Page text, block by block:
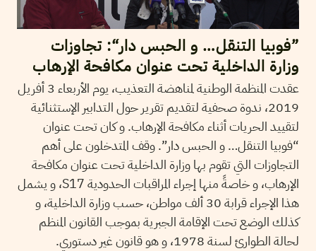
”فوبيا التنقل… و الحبس دار“: تجاوزات
وزارة الداخلية تحت عنوان مكافحة الإرهاب
عقدت المنظمة الوطنية لمناهضة التعذيب، يوم الأربعاء 3 أفريل
2019، ندوة صحفية لتقديم تقرير حول التدابير الإستثنائية
لتقييد الحريات أثناء مكافحة الإرهاب. و كان تحت عنوان
“فوبيا التنقل… و الحبس دار”. وقف المتدخلون على أهم
التجاوزات التي تقوم بها وزارة الداخلية تحت عنوان مكافحة
الإرهاب، و خاصةً منها إجراء المراقبات الحدودية S17، و يشمل
هذا الإجراء قرابة 30 ألف مواطن، حسب وزارة الداخلية، و
كذلك الوضع تحت الإقامة الجبرية بموجب القانون المنظم
لحالة الطوارئ لسنة 1978، و هو قانون غير دستوري.